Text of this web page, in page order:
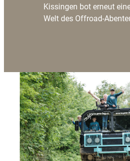
Kissingen bot erneut
Welt des Offroad-